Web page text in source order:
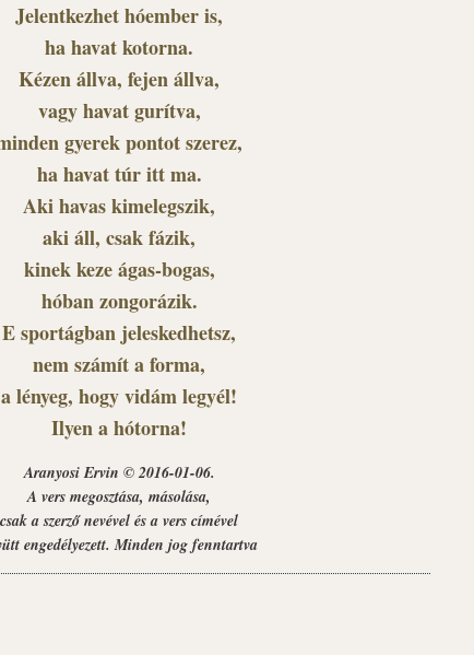
Jelentkezhet hóember is,
ha havat kotorna.
Kézen állva, fejen állva,
vagy havat gurítva,
gyerek pontot szerez,
ha havat túr itt ma.
Aki havas kimelegszik,
aki áll, csak fázik,
kinek keze ágas-bogas,
hóban zongorázik.
E sportágban jeleskedhetsz,
nem számít a forma,
a lényeg, hogy vidám legyél!
Ilyen a hótorna!
Aranyosi Ervin © 2016-01-06.
A vers megosztása, másolása,
csak a szerző nevével és a vers címével
engedélyezett. Minden jog fenntartva